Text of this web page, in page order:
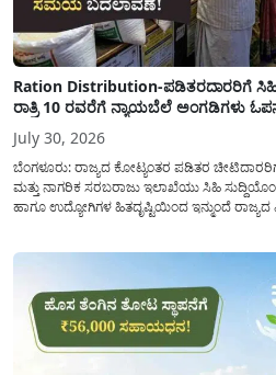
Ration Distribution-ಪಡಿತರದಾರರಿಗೆ ಸಿಹಿ
ರಾತ್ರಿ 10 ರವರೆಗೆ ನ್ಯಾಯಬೆಲೆ ಅಂಗಡಿಗಳು
July 30, 2026
ಬೆಂಗಳೂರು: ರಾಜ್ಯದ ಕೋಟ್ಯಂತರ ಪಡಿತರ
ಮತ್ತು ನಾಗರಿಕ ಸರಬರಾಜು ಇಲಾಖೆಯು ಸಿಹಿ
ಹಾಗೂ ಉದ್ಯೋಗಿಗಳ ಹಿತದೃಷ್ಟಿಯಿಂದ ಇನ್ಮುಂದೆ ರಾಜ್ಯದ